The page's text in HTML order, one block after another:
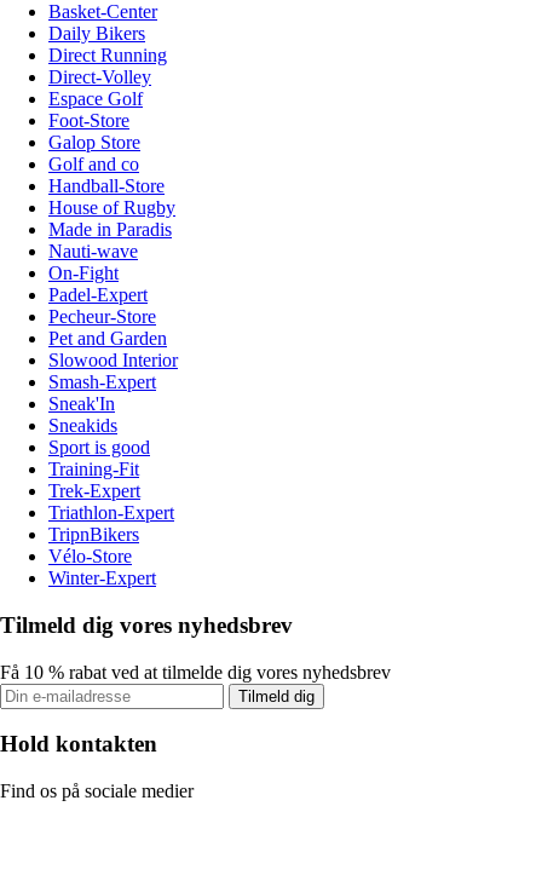
Basket-Center
Daily Bikers
Direct Running
Direct-Volley
Espace Golf
Foot-Store
Galop Store
Golf and co
Handball-Store
House of Rugby
Made in Paradis
Nauti-wave
On-Fight
Padel-Expert
Pecheur-Store
Pet and Garden
Slowood Interior
Smash-Expert
Sneak'In
Sneakids
Sport is good
Training-Fit
Trek-Expert
Triathlon-Expert
TripnBikers
Vélo-Store
Winter-Expert
Tilmeld dig vores nyhedsbrev
Få 10 % rabat ved at tilmelde dig vores nyhedsbrev
Tilmeld dig
Hold kontakten
Find os på sociale medier